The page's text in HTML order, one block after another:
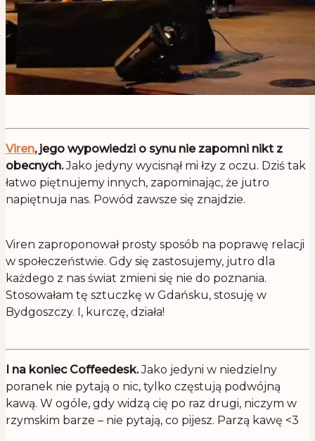
Viren, jego wypowiedzi o synu nie zapomni nikt z
obecnych.Jako jedyny wycisnął mi łzy z oczu. Dziś tak
łatwo piętnujemy innych, zapominając, że jutro
napiętnuja nas. Powód zawsze się znajdzie.
.
Viren zaproponował prosty sposób na poprawę relacji
w społeczeństwie. Gdy się zastosujemy, jutro dla
każdego z nas świat zmieni się nie do poznania.
Stosowałam tę sztuczkę w Gdańsku, stosuję w
Bydgoszczy. I, kurczę, działa!
.
I na koniec Coffeedesk.Jako jedyni w niedzielny
poranek nie pytają o nic, tylko częstują podwójną
kawą. W ogóle, gdy widzą cię po raz drugi, niczym w
rzymskim barze – nie pytają, co pijesz. Parzą kawę <3